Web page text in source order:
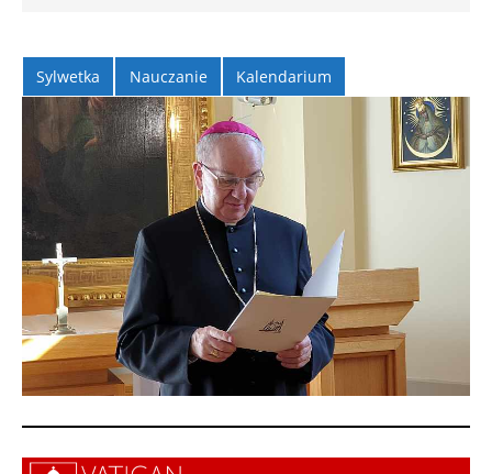
Sylwetka Nauczanie Kalendarium